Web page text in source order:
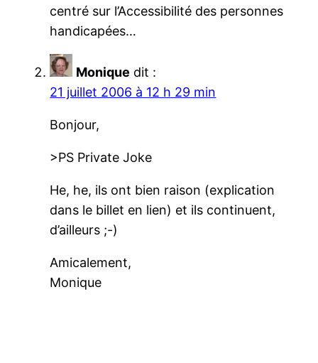
centré sur l’Accessibilité des personnes
handicapées…
Monique dit :
21 juillet 2006 à 12 h 29 min
Bonjour,
>PS Private Joke
He, he, ils ont bien raison (explication
dans le billet en lien) et ils continuent,
d’ailleurs ;-)
Amicalement,
Monique